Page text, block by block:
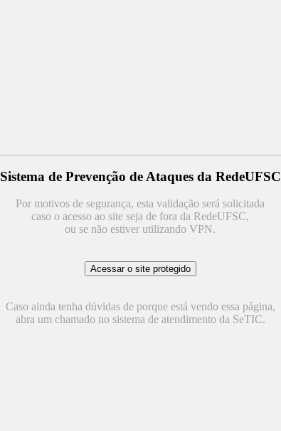
Sistema de Prevenção de Ataques da RedeUFSC
Por motivos de segurança, esta validação será solicitada
caso o acesso ao site seja de fora da RedeUFSC,
ou se não estiver utilizando VPN.
Caso ainda tenha dúvidas de porque está vendo essa página,
abra um chamado no sistema de atendimento da SeTIC.